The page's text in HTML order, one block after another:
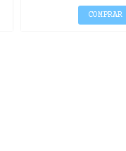
COMPRAR